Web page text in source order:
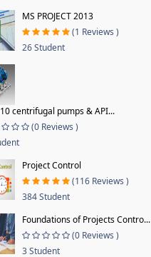
MS PROJECT 2013
(1 Reviews )
26 Student
centrifugal pumps & API...
(0 Reviews )
Project Control
(116 Reviews )
384 Student
Foundations of Projects Contro...
(0 Reviews )
3 Student